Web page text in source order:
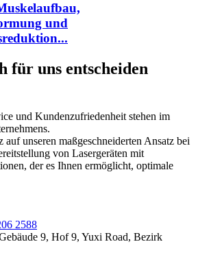
und
für uns entscheiden
und Kundenzufriedenheit stehen im
unseren maßgeschneiderten Ansatz bei
von Lasergeräten mit
der es Ihnen ermöglicht, optimale
2588
9, Hof 9, Yuxi Road, Bezirk